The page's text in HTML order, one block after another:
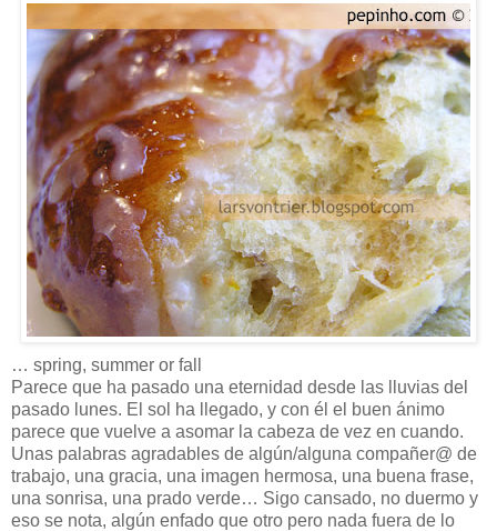
… spring, summer or fall
Parece que ha pasado una eternidad desde las lluvias del
pasado lunes. El sol ha llegado, y con él el buen ánimo
parece que vuelve a asomar la cabeza de vez en cuando.
Unas palabras agradables de algún/alguna compañer@ de
trabajo, una gracia, una imagen hermosa, una buena frase,
una sonrisa, una prado verde… Sigo cansado, no duermo y
eso se nota, algún enfado que otro pero nada fuera de lo